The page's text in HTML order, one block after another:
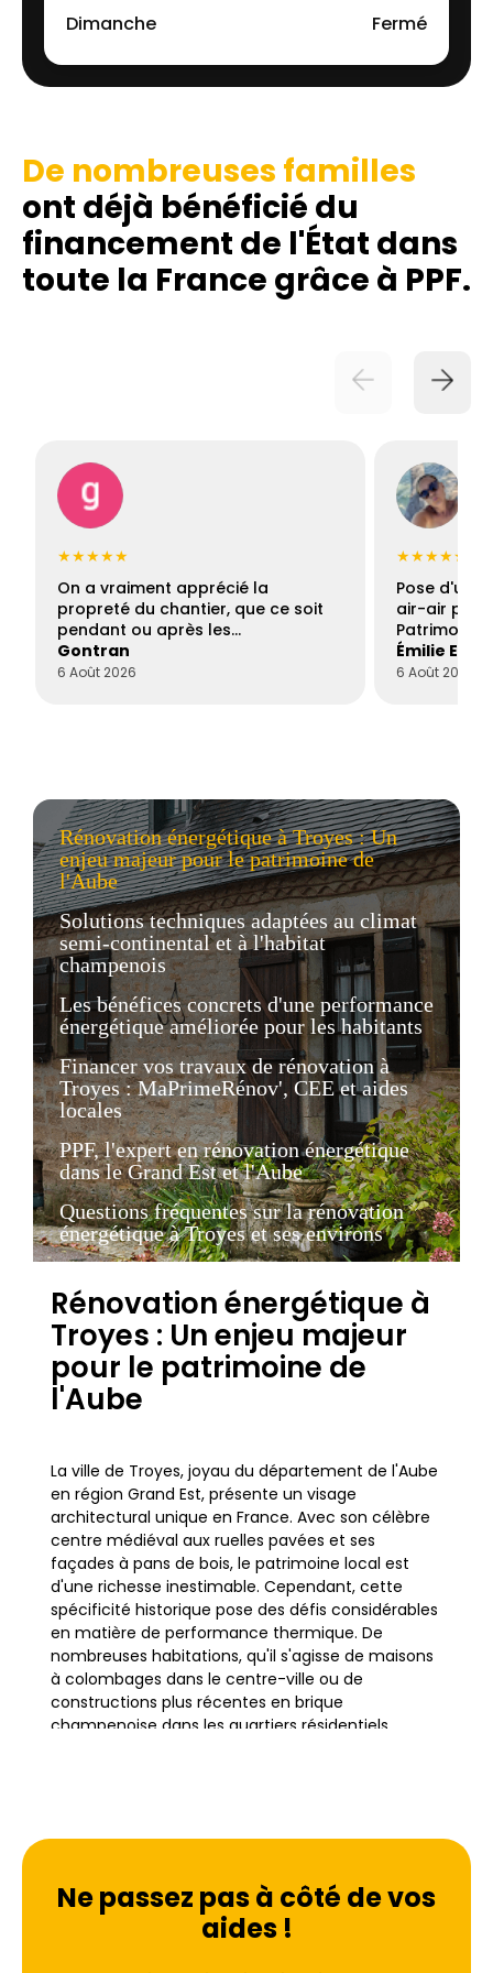
Dimanche
Fermé
De nombreuses familles
ont déjà bénéficié du
financement de l'État dans
toute la France grâce à PPF.
★★★★★
On a vraiment apprécié la
propreté du chantier, que ce soit
pendant ou après les…
Gontran
6 Août 2026
★★★★★
Pose d'une
air-air par
Patrimoine
Émilie
6 Août 2026
Rénovation énergétique à Troyes : Un
enjeu majeur pour le patrimoine de
l'Aube
Solutions techniques adaptées au climat
semi-continental et à l'habitat
champenois
Les bénéfices concrets d'une performance
énergétique améliorée pour les habitants
Financer vos travaux de rénovation à
Troyes : MaPrimeRénov', CEE et aides
locales
PPF, l'expert en rénovation énergétique
dans le Grand Est et l'Aube
Questions fréquentes sur la rénovation
énergétique à Troyes et ses environs
Rénovation énergétique à
Troyes : Un enjeu majeur
pour le patrimoine de
l'Aube
La ville de Troyes, joyau du département de l'Aube
en région Grand Est, présente un visage
architectural unique en France. Avec son célèbre
centre médiéval aux ruelles pavées et ses
façades à pans de bois, le patrimoine local est
d'une richesse inestimable. Cependant, cette
spécificité historique pose des défis considérables
en matière de performance thermique. De
nombreuses habitations, qu'il s'agisse de maisons
à colombages dans le centre-ville ou de
constructions plus récentes en brique
champenoise dans les quartiers résidentiels,
"passoires thermiques" classées F ou G en
L'enjeu dépasse le cadre individuel pour toucher
Ne passez pas à côté de vos
aides !